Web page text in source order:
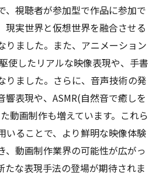
、視聴者が参加型で作品に参加で
現実世界と仮想世界を融合させる
りました。また、アニメーション
使したリアルな映像表現や、手書
りました。さらに、音声技術の発
響表現や、ASMR(自然音で癒しを
動画制作も増えています。これら
いることで、より鮮明な映像体験
、動画制作業界の可能性が広がっ
たな表現手法の登場が期待されま